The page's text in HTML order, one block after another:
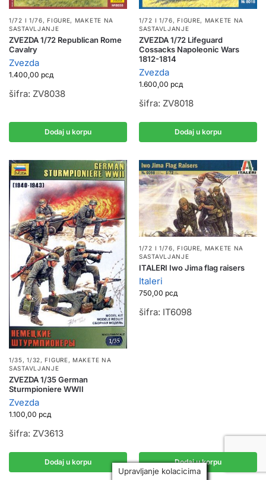
1/72 I 1/76, FIGURE, MAKETE NA
SASTAVLJANJE
ZVEZDA 1/72 Republican Rome
Cavalry
Zvezda
1.400,00 рсд
šifra: ZV8038
Dodaj u korpu
1/72 I 1/76, FIGURE, MAKETE NA
SASTAVLJANJE
ZVEZDA 1/72 Lifeguard
Cossacks Napoleonic Wars
1812-1814
Zvezda
1.600,00 рсд
šifra: ZV8018
Dodaj u korpu
1/35, 1/32, FIGURE, MAKETE NA
SASTAVLJANJE
ZVEZDA 1/35 German
Sturmpioniere WWII
Zvezda
1.100,00 рсд
šifra: ZV3613
Dodaj u korpu
1/72 I 1/76,FIGURE, MAKETE NA
SASTAVLJANJE
ITALERI Iwo Jima flag raisers
Italeri
750,00 рсд
šifra: IT6098
Dodaj u korpu
Upravljanje kolacicima